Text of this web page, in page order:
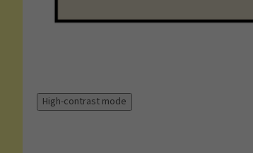
High-contrast mode